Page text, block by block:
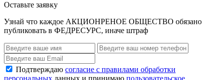
Оставьте заявку
Узнай что каждое АКЦИОНРЕНОЕ ОБЩЕСТВО обязано
публиковать в ФЕДРЕСУРС, иначе штраф
Подтверждаю согласие с правилами обработки
персональных данных и принимаю пользовательское